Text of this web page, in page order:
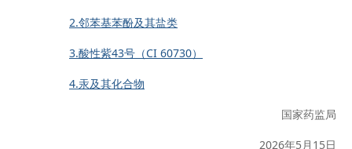
2.邻苯基苯酚及其盐类
3.酸性紫43号（CI 60730）
4.汞及其化合物
国家药监局
2026年5月15日